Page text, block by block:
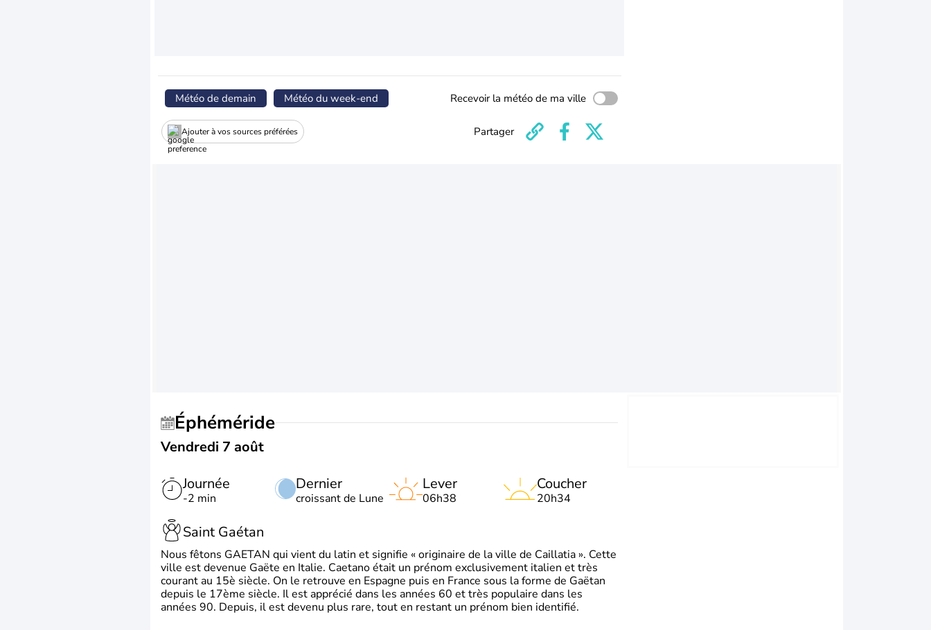
Météo de demain Météo du week-end Recevoir la météo de ma ville
Ajouter à vos sources préférées Partager
Éphéméride
Vendredi 7 août
Journée
-2 min
Dernier
croissant de Lune
Lever
06h38
Coucher
20h34
Saint Gaétan
Nous fêtons GAETAN qui vient du latin et signifie « originaire de la ville de Caillatia ». Cette
ville est devenue Gaëte en Italie. Caetano était un prénom exclusivement italien et très
courant au 15è siècle. On le retrouve en Espagne puis en France sous la forme de Gaëtan
depuis le 17ème siècle. Il est apprécié dans les années 60 et très populaire dans les
années 90. Depuis, il est devenu plus rare, tout en restant un prénom bien identifié.